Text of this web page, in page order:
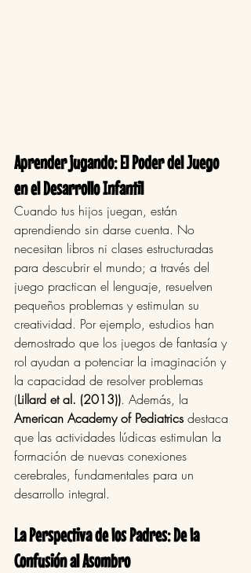
Aprender jugando: El Poder del Juego
en el Desarrollo Infantil
Cuando tus hijos juegan, están
aprendiendo sin darse cuenta. No
necesitan libros ni clases estructuradas
para descubrir el mundo; a través del
juego practican el lenguaje, resuelven
pequeños problemas y estimulan su
creatividad. Por ejemplo, estudios han
demostrado que los juegos de fantasía y
rol ayudan a potenciar la imaginación y
la capacidad de resolver problemas
(Lillard et al. (2013)). Además, la
American Academy of Pediatrics destaca
que las actividades lúdicas estimulan la
formación de nuevas conexiones
cerebrales, fundamentales para un
desarrollo integral.
La Perspectiva de los Padres: De la
Confusión al Asombro